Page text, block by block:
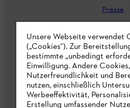
Presse
STIHL
STIHL
Unsere Webseite verwendet
(„Cookies“). Zur
bestimmte „unbedingt
Einwilligung. Andere
Nutzerfreundlichkeit und
nutzen, einschließlich
Werbeeffektivität,
Erstellung umfassender